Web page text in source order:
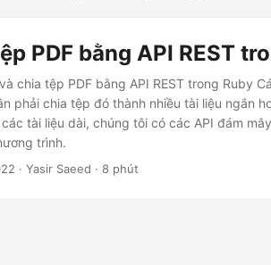
PDF bằng API REST
chia tệp PDF bằng API REST trong Ruby
phải chia tệp đó thành nhiều tài liệu ngắn
tài liệu dài, chúng tôi có các API đám
trình.
· Yasir Saeed · 8 phút